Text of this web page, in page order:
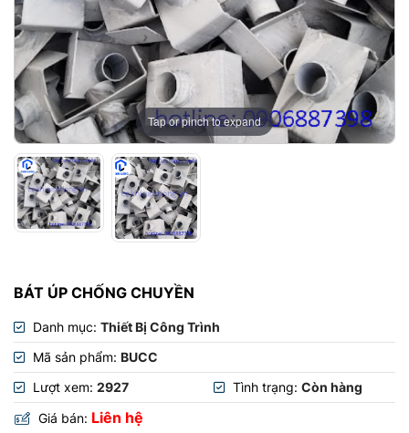
Tap or pinch to expand
BÁT ÚP CHỐNG CHUYỀN
Danh mục: Thiết Bị Công Trình
Mã sản phẩm: BUCC
Lượt xem: 2927 Tình trạng: Còn hàng
Giá bán: Liên hệ